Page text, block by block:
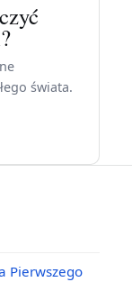
świata.
Pierwszego